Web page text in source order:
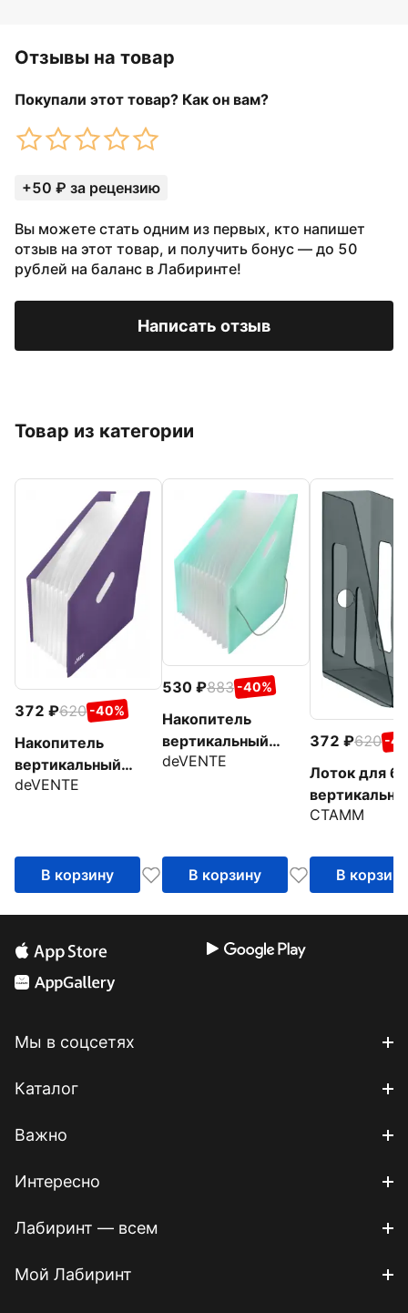
Отзывы на товар
Покупали этот товар? Как он вам?
+50 ₽ за рецензию
Вы можете стать одним из первых, кто напишет
отзыв на этот товар, и получить бонус — до 50
рублей на баланс в Лабиринте!
Написать отзыв
Товар из категории
372 620 -40%
Накопитель
вертикальный
Marandi, А4,
deVENTE
В корзину
530 883 -40%
Накопитель
вертикальный
Pastel, А4,
deVENTE
В корзину
372 620 -
Лоток для
Актив,
СТАММ
В корзину
Мы в соцсетях
Каталог
Важно
Интересно
Лабиринт — всем
Мой Лабиринт